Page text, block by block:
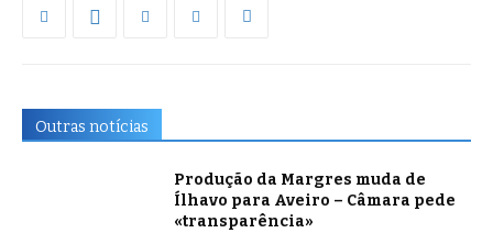
Outras notícias
Produção da Margres muda de
Ílhavo para Aveiro – Câmara pede
«transparência»